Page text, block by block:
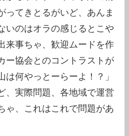
ってきとるがいど、あんま
いのはオラの感じるとこや
来事ちゃ、歓迎ムードを作
ー協会とのコントラストが
は何やっとーらーよ！？」
、実際問題、各地域で運営
ゃ、これはこれで問題があ